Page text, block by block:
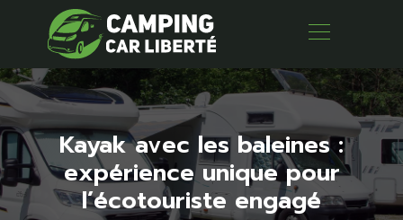
Kayak avec les baleines :
expérience unique pour
l’écotouriste engagé